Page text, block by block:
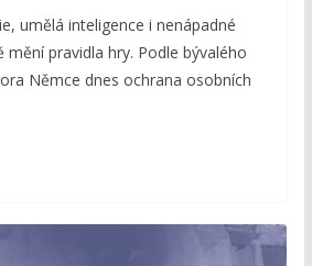
umělá inteligence i nenápadné
mění pravidla hry. Podle bývalého
Němce dnes ochrana osobních